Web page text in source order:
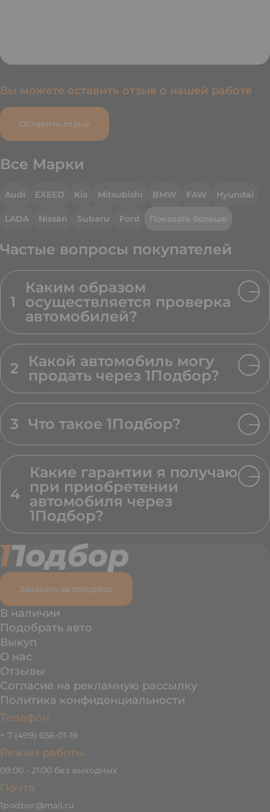
Вы можете оставить отзыв о нашей работе
Оставить отзыв
Тяговитости двигателю не занимать!
доводилось ездить. В планах XC 70 как
вторая в семье. Вольво - это любовь!
Все Марки
Audi EXEED Kia Mitsubishi BMW FAW Hyundai
LADA Nissan Subaru Ford Показать больше
Частые вопросы покупателей
1
Каким образом
осуществляется проверка
автомобилей?
2
Какой автомобиль могу
продать через 1Подбор?
3 Что такое 1Подбор?
4
Какие гарантии я получаю
при приобретении
автомобиля через
1Подбор?
Заказать автоподбор
В наличии
Подобрать авто
Выкуп
О нас
Отзывы
Согласие на рекламную рассылку
Политика конфиденциальности
Телефон
+ 7 (499) 656-01-19
Режим работы
09:00 - 21:00 без выходных
Почта
1podbor@mail.ru